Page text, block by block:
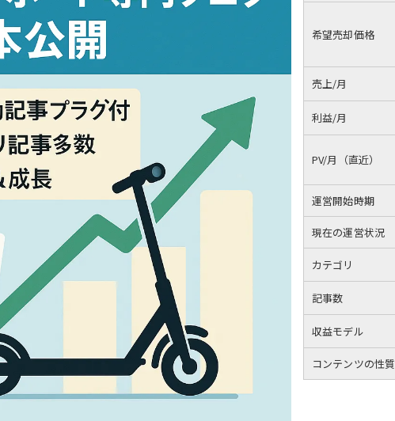
希望売却価格
売上/月
利益/月
PV/月（直近）
運営開始時期
現在の運営状況
カテゴリ
記事数
収益モデル
コンテンツの性質